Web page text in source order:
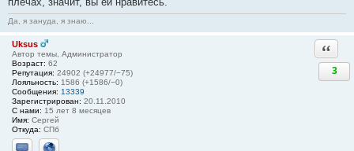
Да, я зануда, я знаю...
Uksus
Автор темы, Администратор
Возраст: 62
Репутация: 24902 (+24977/−75)
Лояльность: 1586 (+1586/−0)
Сообщения: 13339
Зарегистрирован: 20.11.2010
С нами: 15 лет 8 месяцев
Имя: Сергей
Откуда: СПб
3